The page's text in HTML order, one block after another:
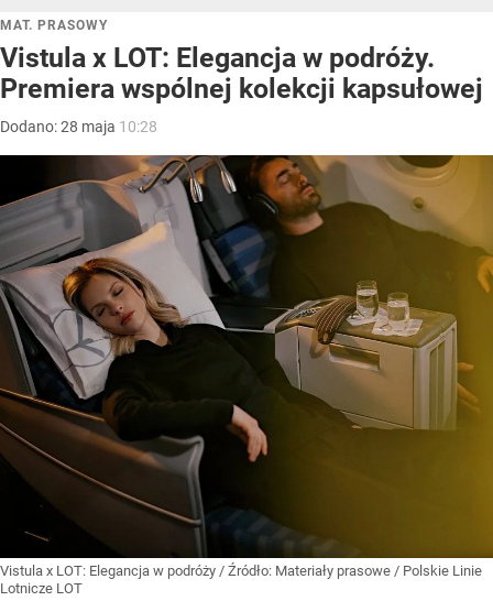
MAT. PRASOWY
Vistula x LOT: Elegancja w podróży.
Premiera wspólnej kolekcji kapsułowej
Dodano:28 maja 10:28
Vistula x LOT: Elegancja w podróży / Źródło: Materiały prasowe / Polskie Linie
Lotnicze LOT